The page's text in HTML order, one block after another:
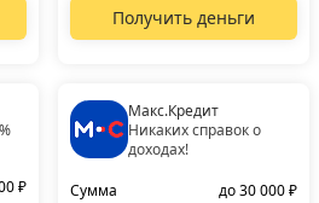
Получить деньги
₽
Макс.Кредит
Никаких справок о
доходах!
Сумма
до 30 000 ₽